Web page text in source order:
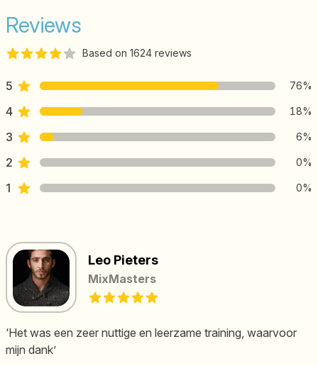
Reviews
Based on 1624 reviews
Review data
5 sterren reviews 76%
4sterren reviews 18%
3 sterren reviews 6%
2 sterren reviews 0%
1 sterren reviews 0%
Recent reviews
Leo Pieters
MixMasters
‘Het was een zeer nuttige en leerzame training, waarvoor
mijn dank’